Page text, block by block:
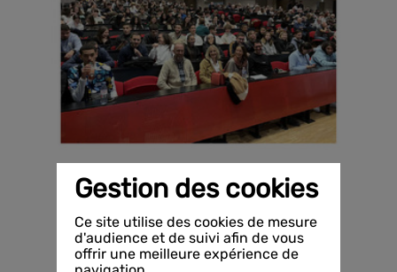
Gestion des cookies
Ce site utilise des cookies de mesure
d'audience et de suivi afin de vous
offrir une meilleure expérience de